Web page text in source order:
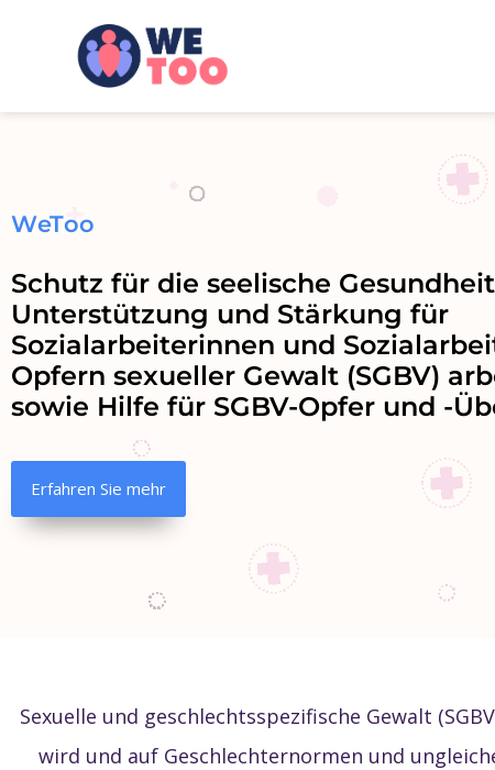
WeToo
Schutz für die seelische
Unterstützung und Stärkung für
Sozialarbeiterinnen und
Opfern sexueller Gewalt (SGBV)
sowie Hilfe für SGBV-Opfer und -
Erfahren Sie mehr
Sexuelle und geschlechtsspezifische Gewalt
wird und auf Geschlechternormen und